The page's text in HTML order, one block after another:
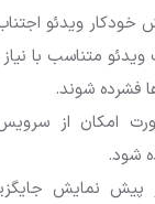
خودکار ویدئو
متناسب با
فشرده شوند.
امکان از
شود.
پیش نمایش